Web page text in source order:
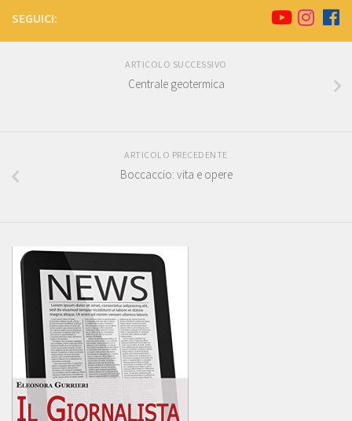
SEGUICI:
ARTICOLO SUCCESSIVO
Centrale geotermica
ARTICOLO PRECEDENTE
Boccaccio: vita e opere